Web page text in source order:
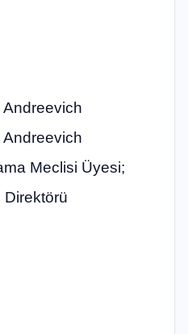
Meclisi Üyesi;
Direktörü